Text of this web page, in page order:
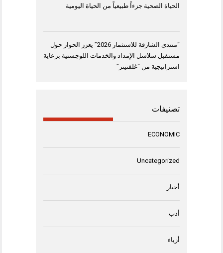
الحياة الصحية جزءاً طبيعياً من الحياة اليومية
“منتدى الشارقة للاستثمار 2026” يعزز الحوار حول
مستقبل سلاسل الإمداد والخدمات اللوجستية برعاية
استراتيجية من “غلفتينر”
تصنيفات
ECONOMIC
Uncategorized
أخبار
أدب
أزياء